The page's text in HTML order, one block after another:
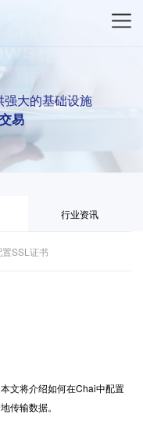
强大的基础设施
易
行业资讯
SSL证书
文将介绍如何在Chai中配置
传输数据。